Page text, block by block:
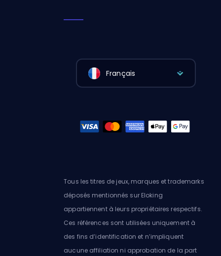
Français
Tous les titres de jeux, marques et trademarks
déposés mentionnés sur Eloking
appartiennent à leurs propriétaires respectifs.
Ces références sont utilisées uniquement à
des fins d’identification et n’impliquent
aucune affiliation ni approbation de la part